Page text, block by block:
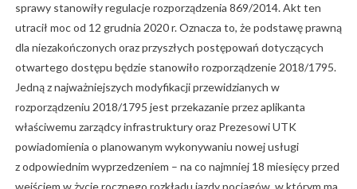
sprawy stanowiły regulacje rozporządzenia 869/2014. Akt ten
utracił moc od 12 grudnia 2020 r. Oznacza to, że podstawę prawną
dla niezakończonych oraz przyszłych postępowań dotyczących
otwartego dostępu będzie stanowiło rozporządzenie 2018/1795.
Jedną z najważniejszych modyfikacji przewidzianych w
rozporządzeniu 2018/1795 jest przekazanie przez aplikanta
właściwemu zarządcy infrastruktury oraz Prezesowi UTK
powiadomienia o planowanym wykonywaniu nowej usługi
z odpowiednim wyprzedzeniem – na co najmniej 18 miesięcy przed